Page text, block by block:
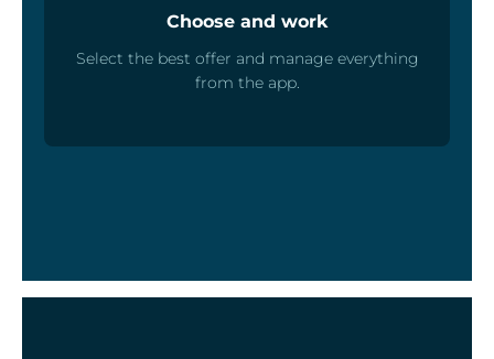
Choose and work
Select the best offer and manage everything
from the app.